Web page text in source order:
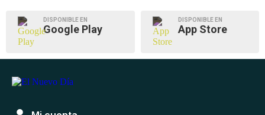
DISPONIBLE EN
Google Play
DISPONIBLE EN
App Store